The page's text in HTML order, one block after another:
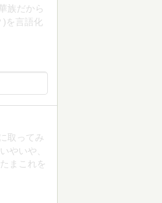
族だから
を言語化
取ってみ
やいや、
まこれを